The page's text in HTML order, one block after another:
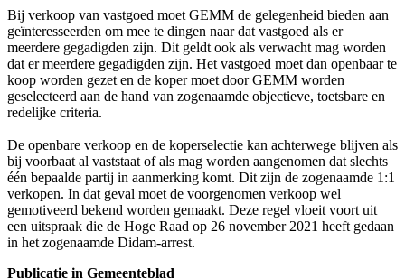
Bij verkoop van vastgoed moet GEMM de gelegenheid bieden aan
geïnteresseerden om mee te dingen naar dat vastgoed als er
meerdere gegadigden zijn. Dit geldt ook als verwacht mag worden
dat er meerdere gegadigden zijn. Het vastgoed moet dan openbaar te
koop worden gezet en de koper moet door GEMM worden
geselecteerd aan de hand van zogenaamde objectieve, toetsbare en
redelijke criteria.
De openbare verkoop en de koperselectie kan achterwege blijven als
bij voorbaat al vaststaat of als mag worden aangenomen dat slechts
één bepaalde partij in aanmerking komt. Dit zijn de zogenaamde 1:1
verkopen. In dat geval moet de voorgenomen verkoop wel
gemotiveerd bekend worden gemaakt. Deze regel vloeit voort uit
een uitspraak die de Hoge Raad op 26 november 2021 heeft gedaan
in het zogenaamde Didam-arrest.
Publicatie in Gemeenteblad